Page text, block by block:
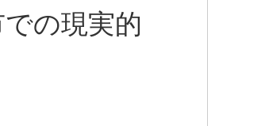
の現実的